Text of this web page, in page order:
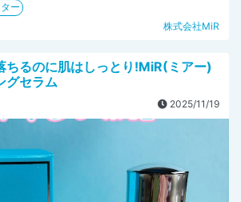
ー
株式会社MiR
ちるのに肌はしっとり!MiR(ミアー)
グセラム
2025/11/19